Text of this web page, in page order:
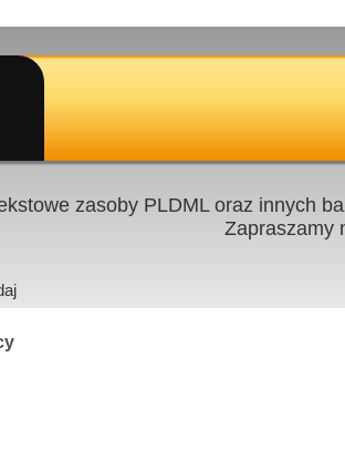
zasoby PLDML oraz innych
Zapraszamy